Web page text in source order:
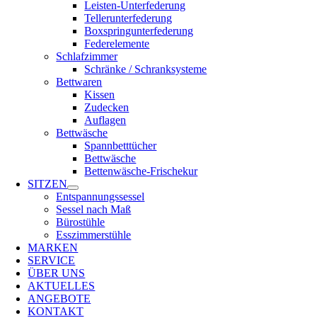
Leisten-Unterfederung
Tellerunterfederung
Boxspringunterfederung
Federelemente
Schlafzimmer
Schränke / Schranksysteme
Bettwaren
Kissen
Zudecken
Auflagen
Bettwäsche
Spannbetttücher
Bettwäsche
Bettenwäsche-Frischekur
SITZEN
Entspannungssessel
Sessel nach Maß
Bürostühle
Esszimmerstühle
MARKEN
SERVICE
ÜBER UNS
AKTUELLES
ANGEBOTE
KONTAKT